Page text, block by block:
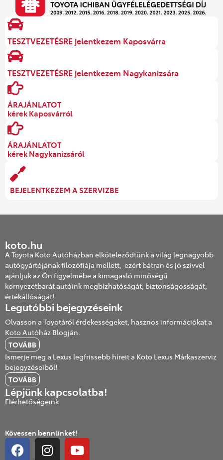
TESZTVEZETÉSRE jelentkezem Kaposvárra
TESZTVEZETÉSRE jelentkezem Nagykanizsára
ÁRAJÁNLATOT
kérek Kaposvárról
ÁRAJÁNLATOT
kérek Nagykanizsáról
BEJELENTKEZEM A SZERVIZBE
koto.hu
A Toyota Koto Autóházban elköteleződtünk a világ legnagyobb
autógyártójának filozófiája mellett, ezért bátran és jó szívvel
ajánljuk az Ön figyelmébe a kimagasló minőségű
környezetbarát autóink megbízhatóságát, biztonságosságát,
értékállóságát!
Legutóbbi bejegyzéseink
Olvasson a Toyotáról érdekességeket, hasznos információkat a
Koto Autóház Blogján.
TOVÁBB
Ismerje meg a Lexus legfrissebb híreit a Koto Lexus Márkaszerviz
bejegyzéseiből!
TOVÁBB
Lépjünk kapcsolatba!
Elérhetőségeink
Kövessen bennünket!